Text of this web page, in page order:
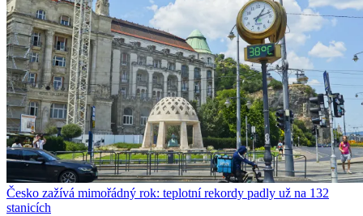
Česko zažívá mimořádný rok: teplotní rekordy padly už na 132
stanicích